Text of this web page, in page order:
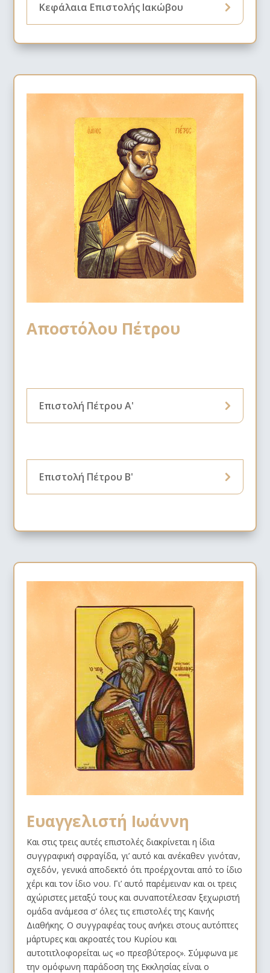
Κεφάλαια Επιστολής Ιακώβου
Αποστόλου Πέτρου
Επιστολή Πέτρου Α'
Επιστολή Πέτρου B'
Ευαγγελιστή Ιωάννη
Και στις τρεις αυτές επιστολές διακρίνεται η ίδια
συγγραφική σφραγίδα, γι’ αυτό και ανέκαθεν γινόταν,
σχεδόν, γενικά αποδεκτό ότι προέρχονται από το ίδιο
χέρι και τον ίδιο νου. Γι’ αυτό παρέμειναν και οι τρεις
αχώριστες μεταξύ τους και συναποτέλεσαν ξεχωριστή
ομάδα ανάμεσα σ’ όλες τις επιστολές της Καινής
Διαθήκης. Ο συγγραφέας τους ανήκει στους αυτόπτες
μάρτυρες και ακροατές του Κυρίου και
αυτοτιτλοφορείταιως «ο πρεσβύτερος». Σύμφωνα με
την ομόφωνη παράδοση της Εκκλησίας είναι ο